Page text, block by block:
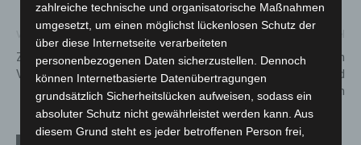
Vorheriger Artikel
Zwei Verletzte bei
Verkehrsunfall in Langenhagen
Raser fährt nachts durch
Fußgängerzone in Linden und
gefährdet Menschen
zahlreiche technische und organisatorische Maßnahmen
umgesetzt, um einen möglichst lückenlosen Schutz der
über diese Internetseite verarbeiteten
personenbezogenen Daten sicherzustellen. Dennoch
können Internetbasierte Datenübertragungen
grundsätzlich Sicherheitslücken aufweisen, sodass ein
absoluter Schutz nicht gewährleistet werden kann. Aus
diesem Grund steht es jeder betroffenen Person frei,